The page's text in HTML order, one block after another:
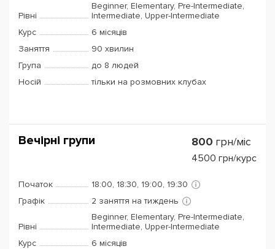
Рівні
Beginner, Elementary, Pre-Intermediate,
Intermediate, Upper-Intermediate
Курс
6 місяців
Заняття
90 хвилин
Група
до 8 людей
Носій
тільки на розмовних клубах
Вечірні групи 800 грн/міс
4500 грн/курс
Початок
18:00, 18:30, 19:00, 19:30
Графік
2 заняття на тиждень
Рівні
Beginner, Elementary, Pre-Intermediate,
Intermediate, Upper-Intermediate
Курс
6 місяців